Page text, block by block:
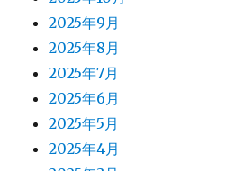
2025年9月
2025年8月
2025年7月
2025年6月
2025年5月
2025年4月